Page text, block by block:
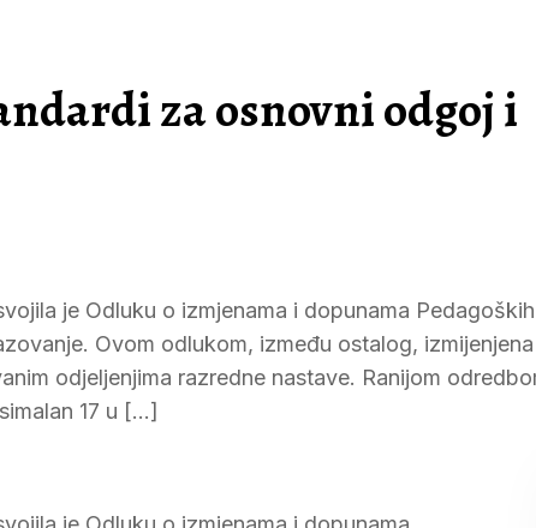
za osnovni odgoj i
je Odluku o izmjenama i dopunama Pedagoških
Ovom odlukom, između ostalog,
odjeljenjima razredne nastave. Ranijom
17 u […]